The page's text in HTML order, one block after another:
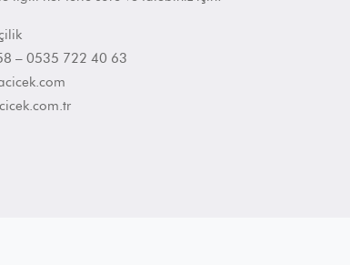
– 0535 722 40 63